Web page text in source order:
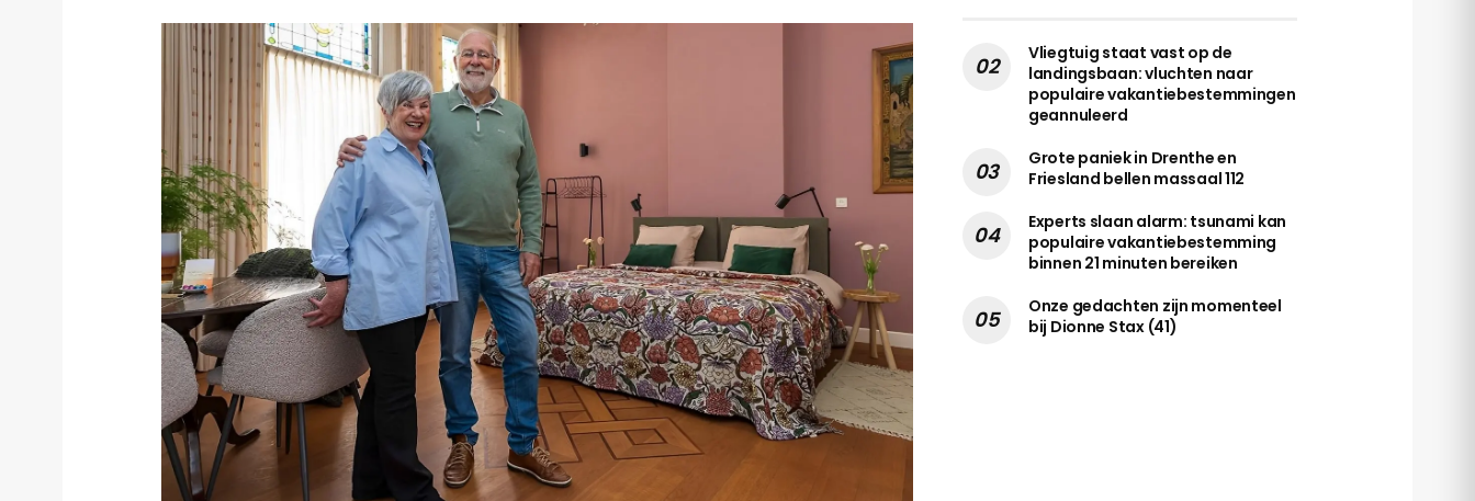
Vliegtuig staat vast op de
landingsbaan: vluchten naar
populaire vakantiebestemmingen
geannuleerd
Grote paniek in Drenthe en
Friesland bellen massaal 112
Experts slaan alarm: tsunami kan
populaire vakantiebestemming
binnen 21 minuten bereiken
Onze gedachten zijn momenteel
bij Dionne Stax (41)